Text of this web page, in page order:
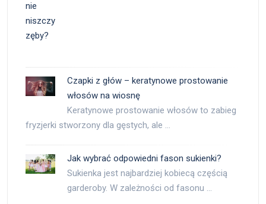
Czapki z głów – keratynowe prostowanie
włosów na wiosnę
Keratynowe prostowanie włosów to zabieg
fryzjerki stworzony dla gęstych, ale …
Jak wybrać odpowiedni fason sukienki?
Sukienka jest najbardziej kobiecą częścią
garderoby. W zależności od fasonu …